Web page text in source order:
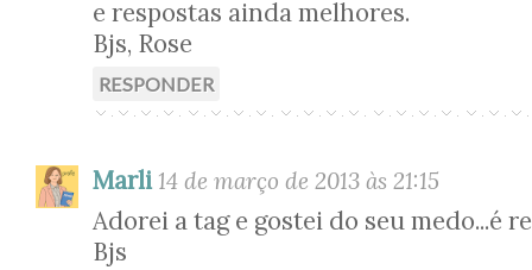
e respostas ainda melhores.
Bjs, Rose
RESPONDER
Marli 14 de março de 2013 às 21:15
Adorei a tag e gostei do seu medo...é
Bjs